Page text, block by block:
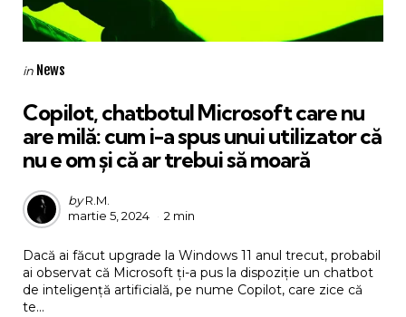
Categories
Posted
in News
Copilot, chatbotul Microsoft care nu
are milă: cum i-a spus unui utilizator că
nu e om și că ar trebui să moară
Posted
by
by R.M.
martie 5, 2024
2 min
Dacă ai făcut upgrade la Windows 11 anul trecut, probabil
ai observat că Microsoft ți-a pus la dispoziție un chatbot
de inteligență artificială, pe nume Copilot, care zice că
te...